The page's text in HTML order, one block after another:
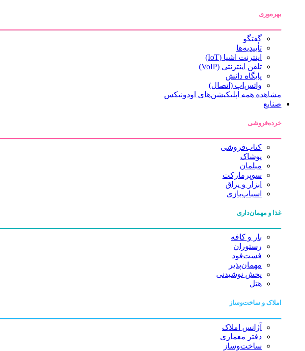
بهره‌وری
گفتگو
تأییدیه‌ها
اینترنت اشیا (IoT)
تلفن اینترنتی (VoIP)
پایگاه دانش
واتس‌اپ (اتصال)
مشاهده همه اپلیکیشن‌های اودونیکس
صنایع
خرده‌فروشی
کتاب‌فروشی
پوشاک
مبلمان
سوپرمارکت
ابزار و یراق
اسباب‌بازی
غذا و مهمان‌داری
بار و کافه
رستوران
فست‌فود
مهمان‌پذیر
پخش نوشیدنی
هتل
املاک و ساخت‌وساز
آژانس املاک
دفتر معماری
ساخت‌وساز